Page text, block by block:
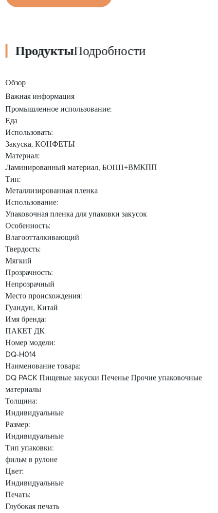
ПродуктыПодробности
Обзор
Важная информация
Промышленное использование:
Еда
Использовать:
Закуска, КОНФЕТЫ
Материал:
Ламинированный материал, БОПП+ВМКПП
Тип:
Металлизированная пленка
Использование:
Упаковочная пленка для упаковки закусок
Особенность:
Влагоотталкивающий
Твердость:
Мягкий
Прозрачность:
Непрозрачный
Место происхождения:
Гуандун, Китай
Имя бренда:
ПАКЕТ ДК
Номер модели:
DQ-H014
Наименование товара:
DQ PACK Пищевые закуски Печенье Прочие упаковочные
материалы
Толщина:
Индивидуальные
Размер:
Индивидуальные
Тип упаковки:
фильм в рулоне
Цвет:
Индивидуальные
Печать:
Глубокая печать